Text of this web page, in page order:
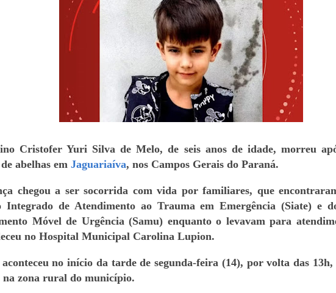
Cristofer Yuri Silva de Melo, de seis anos de idade, morreu
abelhas em Jaguariaíva, nos Campos Gerais do Paraná.
chegou a ser socorrida com vida por familiares, que
Integrado de Atendimento ao Trauma em Emergência (Siate) e
Móvel de Urgência (Samu) enquanto o levavam para
no Hospital Municipal Carolina Lupion.
aconteceu no início da tarde de segunda-feira (14), por volta das
na zona rural do município.